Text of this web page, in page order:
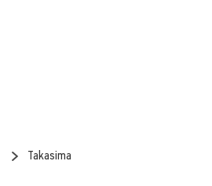
Takasima